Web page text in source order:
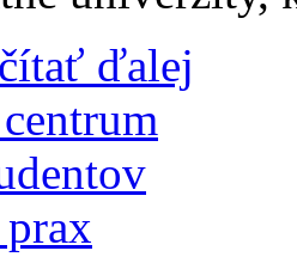
čítať ďalej